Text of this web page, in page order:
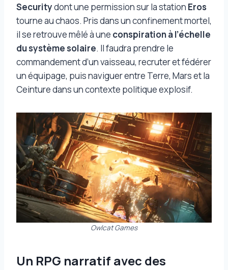
Securitydont une permission sur la station Eros
tourne au chaos. Pris dans un confinement mortel,
il se retrouve mêlé à une conspiration à l’échelle
du système solaire. Il faudra prendre le
commandement d’un vaisseau, recruter et fédérer
un équipage, puis naviguer entre Terre, Mars et la
Ceinture dans un contexte politique explosif.
Owlcat Games
Un RPG narratif avec des